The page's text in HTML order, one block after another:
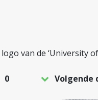
van de ‘University
0 Volgende